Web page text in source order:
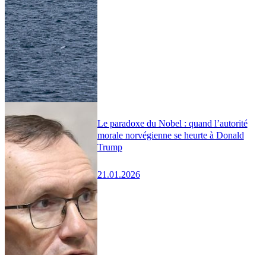
Le paradoxe du Nobel : quand l’autorité
morale norvégienne se heurte à Donald
Trump
21.01.2026